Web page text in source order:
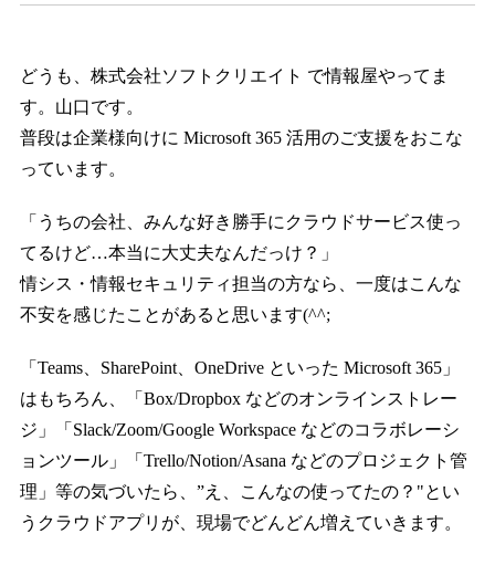
どうも、株式会社ソフトクリエイト で情報屋やってま
す。山口です。
普段は企業様向けに Microsoft 365 活用のご支援をおこな
っています。
「うちの会社、みんな好き勝手にクラウドサービス使っ
てるけど…本当に大丈夫なんだっけ？」
情シス・情報セキュリティ担当の方なら、一度はこんな
不安を感じたことがあると思います(^^;
「Teams、SharePoint、OneDrive といった Microsoft 365」
はもちろん、「Box/Dropbox などのオンラインストレー
ジ」「Slack/Zoom/Google Workspace などのコラボレーシ
ョンツール」「Trello/Notion/Asana などのプロジェクト管
理」等の気づいたら、”え、こんなの使ってたの？"とい
うクラウドアプリが、現場でどんどん増えていきます。